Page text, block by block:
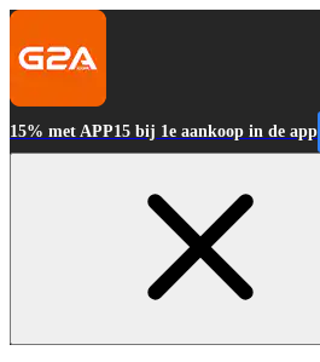
15% met APP15 bij 1e aankoop in de app